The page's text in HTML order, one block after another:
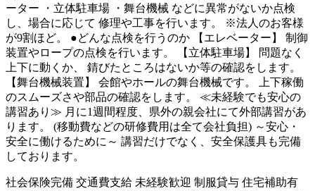
ーター ・立体駐車場 ・舞台機械 などに異常がないか点検
し、場合に応じて 修理や工事を行います。 ※法人のお客様
が9割ほど。 ●どんな点検を行うのか 【エレベーター】 制御
装置やロープの点検を行います。 【立体駐車場】 問題なく
上下に動くか、 錆びたところはないか等の確認をします。
【舞台機械装置】 会館やホールの舞台機械です。 上下稼働
のスムーズさや部品の確認をします。 ≪未経験でも安心の
講習あり≫ 月に1週間程度、県外の親会社にて外部講習があ
ります。 (移動費などの研修費用は全て会社負担) ～安心・
安全に働けるために～ 講習だけでなく、安全保護具も完備
しております。
社会保険完備 交通費支給 未経験歓迎 制服貸与 住宅補助有